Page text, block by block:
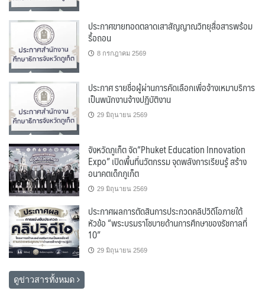
ประกาศขายทอดตลาดเสาสัญญาณวิทยุสื่อสารพร้อม
รื้อถอน
8 กรกฎาคม 2569
ประกาศ รายชื่อผู้ผ่านการคัดเลือกเพื่อจ้างเหมาบริการ
เป็นพนักงานจ้างปฏิบัติงาน
29 มิถุนายน 2569
จังหวัดภูเก็ต จัด“Phuket Education Innovation
Expo” เปิดพื้นที่นวัตกรรม จุดพลังการเรียนรู้ สร้าง
อนาคตเด็กภูเก็ต
29 มิถุนายน 2569
ประกาศผลการตัดสินการประกวดคลิปวิดีโอภายใต้
หัวข้อ “พระบรมราโชบายด้านการศึกษาของรัชกาลที่
10”
29 มิถุนายน 2569
ดูข่าวสารทั้งหมด